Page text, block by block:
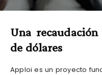
Una
de dólares
Apploi es un proyecto